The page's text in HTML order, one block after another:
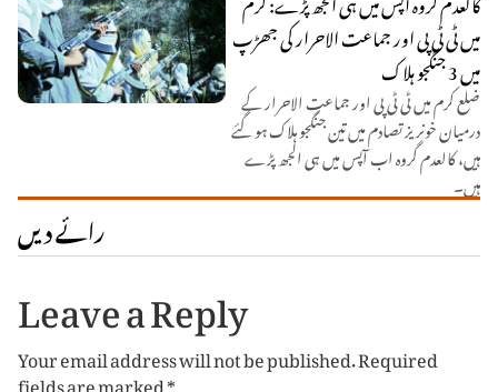
میں ٹی ٹی پی اور جماعت الاحرار کی جھڑپ
میں 3 جنگجو ہلاک
ضلع کرم میں ٹی ٹی پی اور جماعت الاحرار کے
درمیان خونریز تصادم میں تین جنگجو ہلاک ہو گئے
ہیں، کالعدم گروہ اب آپس میں ہی الجھ پڑے
ہیں۔
رائے دیں
Leave a Reply
Your email address will not be published.Required